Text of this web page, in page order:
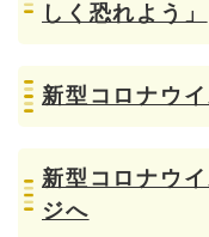
しく恐れよう」
新型コロナウ
新型コロナウ
ジへ